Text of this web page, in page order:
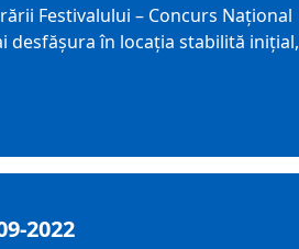
Festivalului – Concurs Naţional
desfășura în locația stabilită inițial,
2022